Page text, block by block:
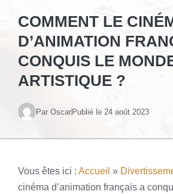
COMMENT LE
D’ANIMATION
CONQUIS LE
ARTISTIQUE ?
Par OscarPublié le 24 août 2023
Vous êtes ici : Accueil »
cinéma d’animation français a